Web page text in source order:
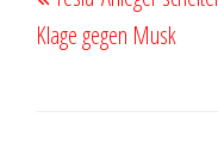
Beitrag
Klage gegen Musk